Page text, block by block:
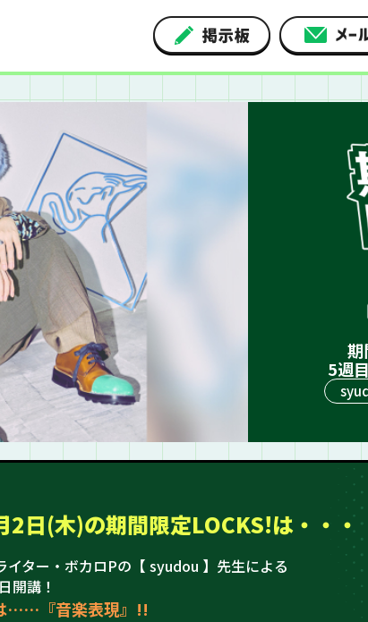
期
5週
2日(木)の期間限定LOCKS!は・・・
イター・ボカロPの【 syudou 】先生による
開講！
……『音楽表現』!!